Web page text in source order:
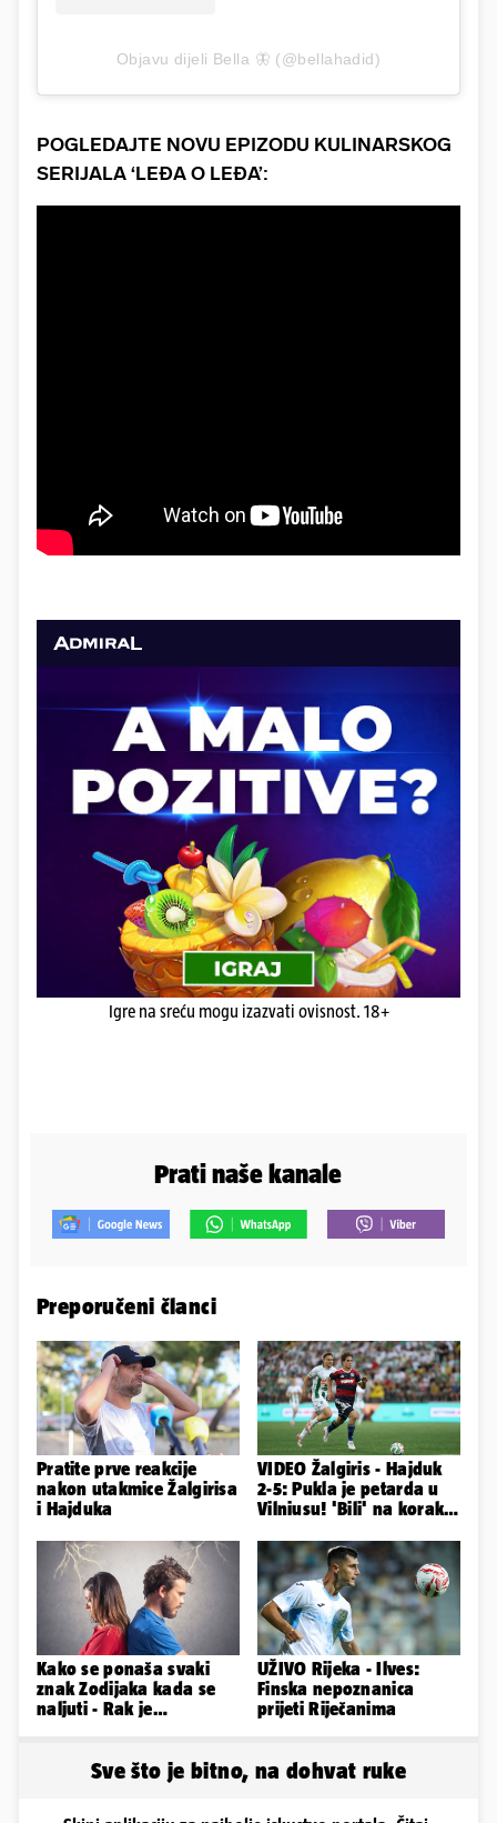
Objavu dijeli Bella 🦋 (@bellahadid)
POGLEDAJTE NOVU EPIZODU KULINARSKOG
SERIJALA ‘LEĐA O LEĐA’:
Igre na sreću mogu izazvati ovisnost. 18+
Prati naše kanale
Preporučeni članci
Pratite prve reakcije
nakon utakmice Žalgirisa
i Hajduka
VIDEO Žalgiris - Hajduk
2-5: Pukla je petarda u
Vilniusu! 'Bili' na korak
Kako se ponaša svaki
znak Zodijaka kada se
naljuti - Rak je
UŽIVO Rijeka - Ilves:
Finska nepoznanica
prijeti Riječanima
Sve što je bitno, na dohvat ruke